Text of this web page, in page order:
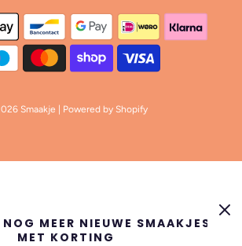
Smaakje | Powered by Shopify
MEER NIEUWE SMAAKJES
MET KORTING